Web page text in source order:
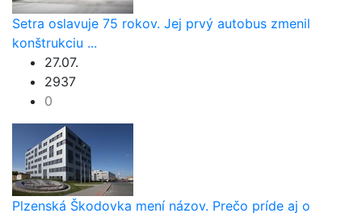
Setra oslavuje 75 rokov. Jej prvý autobus zmenil
konštrukciu ...
27.07.
2937
0
Plzenská Škodovka mení názov. Prečo príde aj o